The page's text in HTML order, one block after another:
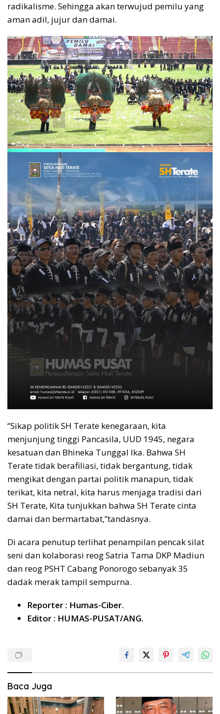
radikalisme. Sehingga akan terwujud pemilu yang
aman adil, jujur dan damai.
‘’Sikap politik SH Terate kenegaraan, kita
menjunjung tinggi Pancasila, UUD 1945, negara
kesatuan dan Bhineka Tunggal Ika. Bahwa SH
Terate tidak berafiliasi, tidak bergantung, tidak
mengikat dengan partai politik manapun, tidak
terikat, kita netral, kita harus menjaga tradisi dari
SH Terate, Kita tunjukkan bahwa SH Terate cinta
damai dan bermartabat,”tandasnya.
Di acara penutup terlihat penampilan pencak silat
seni dan kolaborasi reog Satria Tama DKP Madiun
dan reog PSHT Cabang Ponorogo sebanyak 35
dadak merak tampil sempurna.
Reporter : Humas-Ciber.
Editor : HUMAS-PUSAT/ANG.
Baca Juga